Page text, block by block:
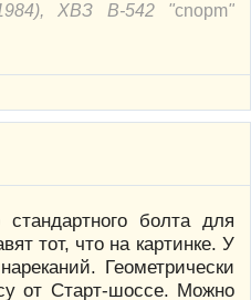
ХВЗ В-542 "cnорm"
болта для
тот, что на картинке. У
Геометрически
от Старт-шоссе. Можно